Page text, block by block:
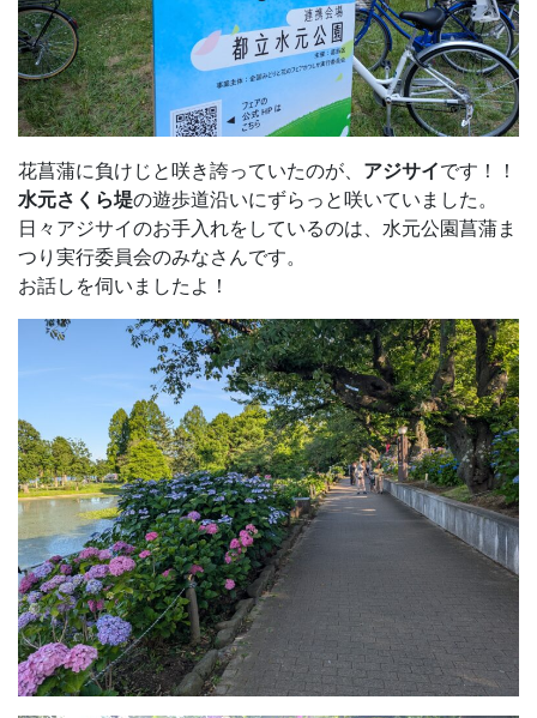
花菖蒲に負けじと咲き誇っていたのが、 アジサイです！！
水元さくら堤の遊歩道沿いにずらっと咲いていました。
日々アジサイのお手入れをしているのは、水元公園菖蒲ま
つり実行委員会のみなさんです。
お話しを伺いましたよ！